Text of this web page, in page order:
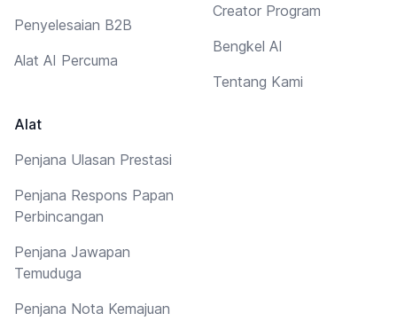
Penyelesaian B2B
Alat AI Percuma
Alat
Penjana Ulasan Prestasi
Penjana Respons Papan
Perbincangan
Penjana Jawapan
Temuduga
Penjana Nota Kemajuan
Creator Program
Bengkel AI
Tentang Kami